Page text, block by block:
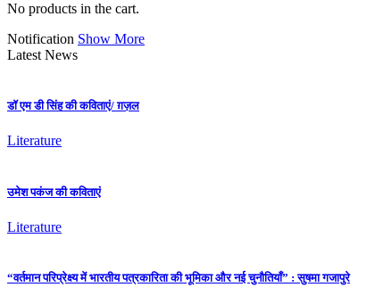
No products in the cart.
Notification Show More
Latest News
डॉ एम डी सिंह की कविताएं/ ग़ज़ल
Literature
उमेश पकंज की कविताएं
Literature
“वर्तमान परिप्रेक्ष्य में भारतीय पत्रकारिता की भूमिका और नई चुनौतियाँ” : सुषमा गजापुरे